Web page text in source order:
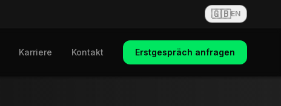
🇬🇧EN
Karriere Kontakt Erstgespräch anfragen